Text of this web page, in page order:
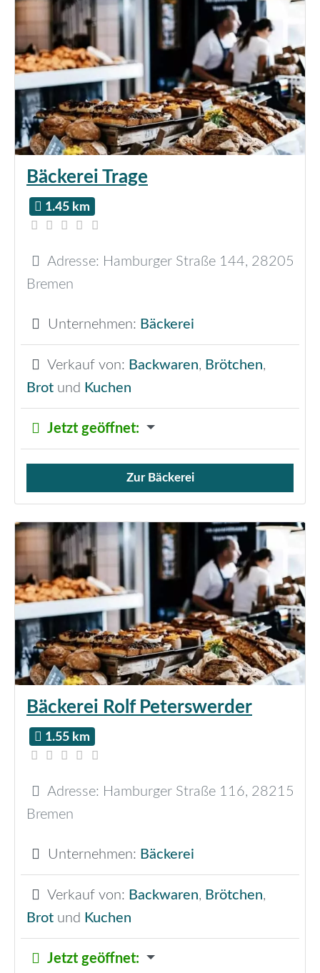
Bäckerei Trage
1.45 km
Adresse: Hamburger Straße 144, 28205
Bremen
Unternehmen: Bäckerei
Verkauf von: Backwaren, Brötchen,
Brot und Kuchen
Jetzt geöffnet:
Verkauf von Brötchen,
Zur Bäckerei
Bäckerei Rolf Peterswerder
1.55 km
Adresse: Hamburger Straße 116, 28215
Bremen
Unternehmen: Bäckerei
Verkauf von: Backwaren, Brötchen,
Brot und Kuchen
Jetzt geöffnet: